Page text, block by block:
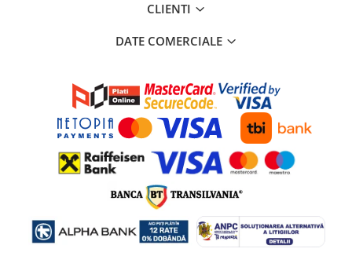
CLIENTI
DATE COMERCIALE